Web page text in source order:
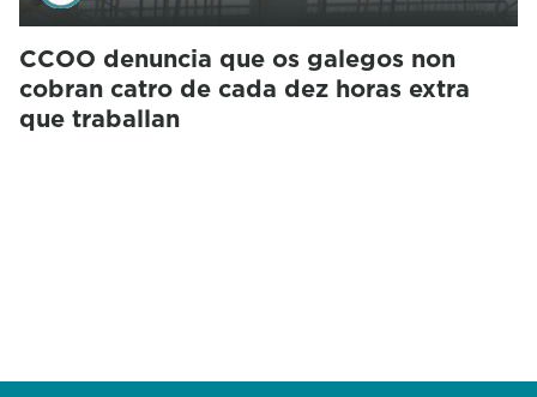
CCOO denuncia que os galegos non
cobran catro de cada dez horas extra
que traballan